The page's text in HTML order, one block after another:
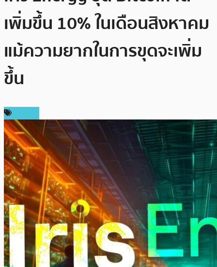
เพิ่มขึ้น 10% ในเดือนสิงหาคม
แม้ความยากในการขุดจะเพิ่ม
ขึ้น